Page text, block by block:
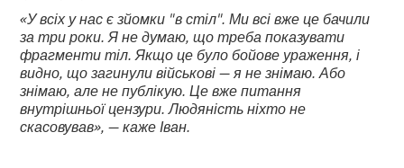
«У всіх у нас є зйомки "в стіл". Ми всі вже це бачили
за три роки. Я не думаю, що треба показувати
фрагменти тіл. Якщо це було бойове ураження, і
видно, що загинули військові — я не знімаю. Або
знімаю, але не публікую. Це вже питання
внутрішньої цензури. Людяність ніхто не
скасовував», — каже Іван.